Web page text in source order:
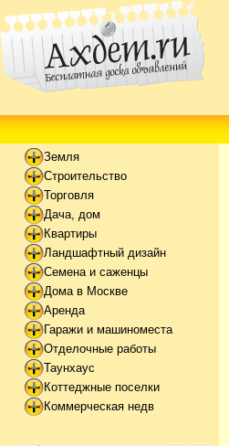
Земля
Строительство
Торговля
Дача, дом
Квартиры
Ландшафтный дизайн
Семена и саженцы
Дома в Москве
Аренда
Гаражи и машиноместа
Отделочные работы
Таунхаус
Коттеджные поселки
Коммерческая недв